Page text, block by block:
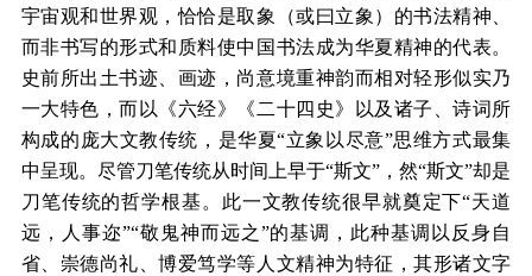
宇宙观和世界观，恰恰是取象（或曰立象）的书法精神、
而非书写的形式和质料使中国书法成为华夏精神的代表。
史前所出土书迹、画迹，尚意境重神韵而相对轻形似实乃
一大特色，而以《六经》《二十四史》以及诸子、诗词所
构成的庞大文教传统，是华夏“立象以尽意”思维方式最集
中呈现。尽管刀笔传统从时间上早于“斯文”，然“斯文”却是
刀笔传统的哲学根基。此一文教传统很早就奠定下“天道
远，人事迩”“敬鬼神而远之”的基调，此种基调以反身自
省、崇德尚礼、博爱笃学等人文精神为特征，其形诸文字